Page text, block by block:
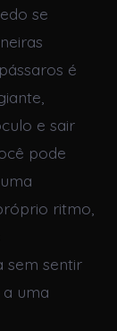
se
é
e sair
pode
ritmo,
sem sentir
uma